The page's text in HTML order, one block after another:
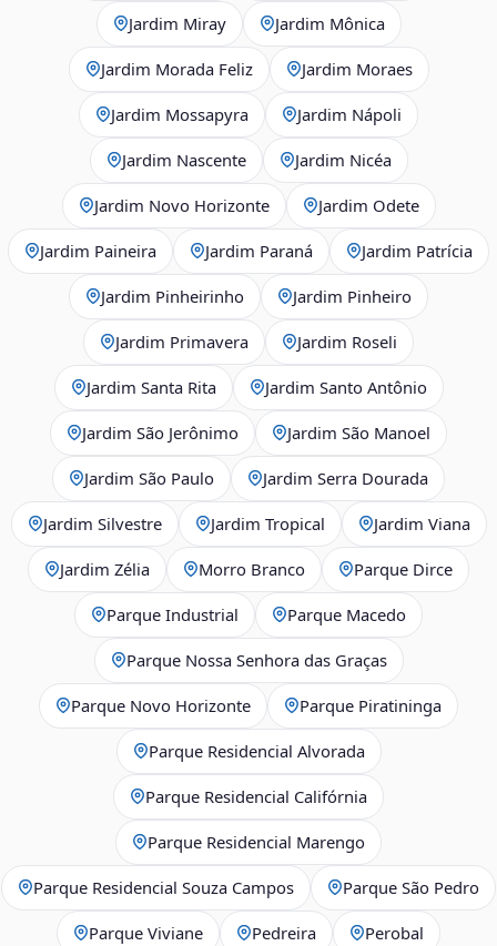
Jardim Miray Jardim Mônica
Jardim Morada Feliz Jardim Moraes
Jardim Mossapyra Jardim Nápoli
Jardim Nascente Jardim Nicéa
Jardim Novo Horizonte Jardim Odete
Jardim Paineira Jardim Paraná Jardim Patrícia
Jardim Pinheirinho Jardim Pinheiro
Jardim Primavera Jardim Roseli
Jardim Santa Rita Jardim Santo Antônio
Jardim São Jerônimo Jardim São Manoel
Jardim São Paulo Jardim Serra Dourada
Jardim Silvestre Jardim Tropical Jardim Viana
Jardim Zélia Morro Branco Parque Dirce
Parque Industrial Parque Macedo
Parque Nossa Senhora das Graças
Parque Novo Horizonte Parque Piratininga
Parque Residencial Alvorada
Parque Residencial Califórnia
Parque Residencial Marengo
Parque Residencial Souza Campos Parque São Pedro
Parque Viviane Pedreira Perobal